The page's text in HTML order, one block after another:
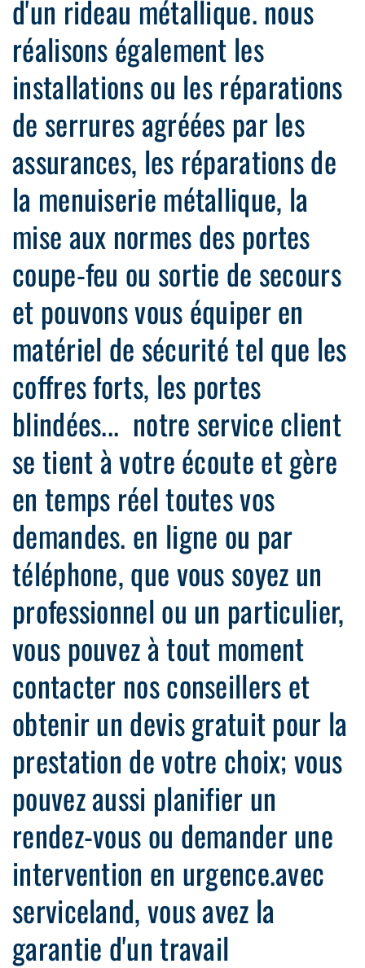
d'un rideau métallique. nous
réalisons également les
installations ou les réparations
de serrures agréées par les
assurances, les réparations de
la menuiserie métallique, la
mise aux normes des portes
coupe-feu ou sortie de secours
et pouvons vous équiper en
matériel de sécurité tel que les
coffres forts, les portes
blindées... notre service client
se tient à votre écoute et gère
en temps réel toutes vos
demandes. en ligne ou par
téléphone, que vous soyez un
professionnel ou un particulier,
vous pouvez à tout moment
contacter nos conseillers et
obtenir un devis gratuit pour la
prestation de votre choix; vous
pouvez aussi planifier un
rendez-vous ou demander une
intervention en urgence.avec
serviceland, vous avez la
garantie d'un travail